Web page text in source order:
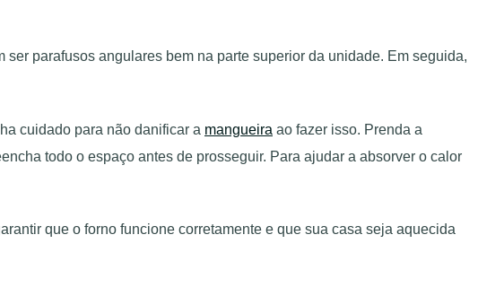
parafusos angulares bem na parte superior da unidade. Em seguida,
cuidado para não danificar a mangueira ao fazer isso. Prenda a
todo o espaço antes de prosseguir. Para ajudar a absorver o calor
que o forno funcione corretamente e que sua casa seja aquecida